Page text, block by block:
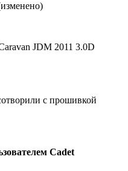
JDM 2011 3.0D
с прошивкой
Cadet